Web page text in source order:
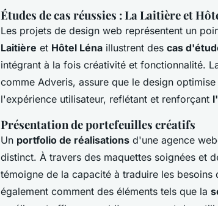
Études de cas réussies : La Laitière et
Les projets de design web représentent un
Laitière et Hôtel Léna illustrent des cas
intégrant à la fois créativité et fonctionnalité.
comme Adveris, assure que le design
l'expérience utilisateur, reflétant et renforçant
Présentation de portefeuilles créatifs
Un portfolio de réalisations d'une agence
distinct. À travers des maquettes soignées et
témoigne de la capacité à traduire les
également comment des éléments tels que la